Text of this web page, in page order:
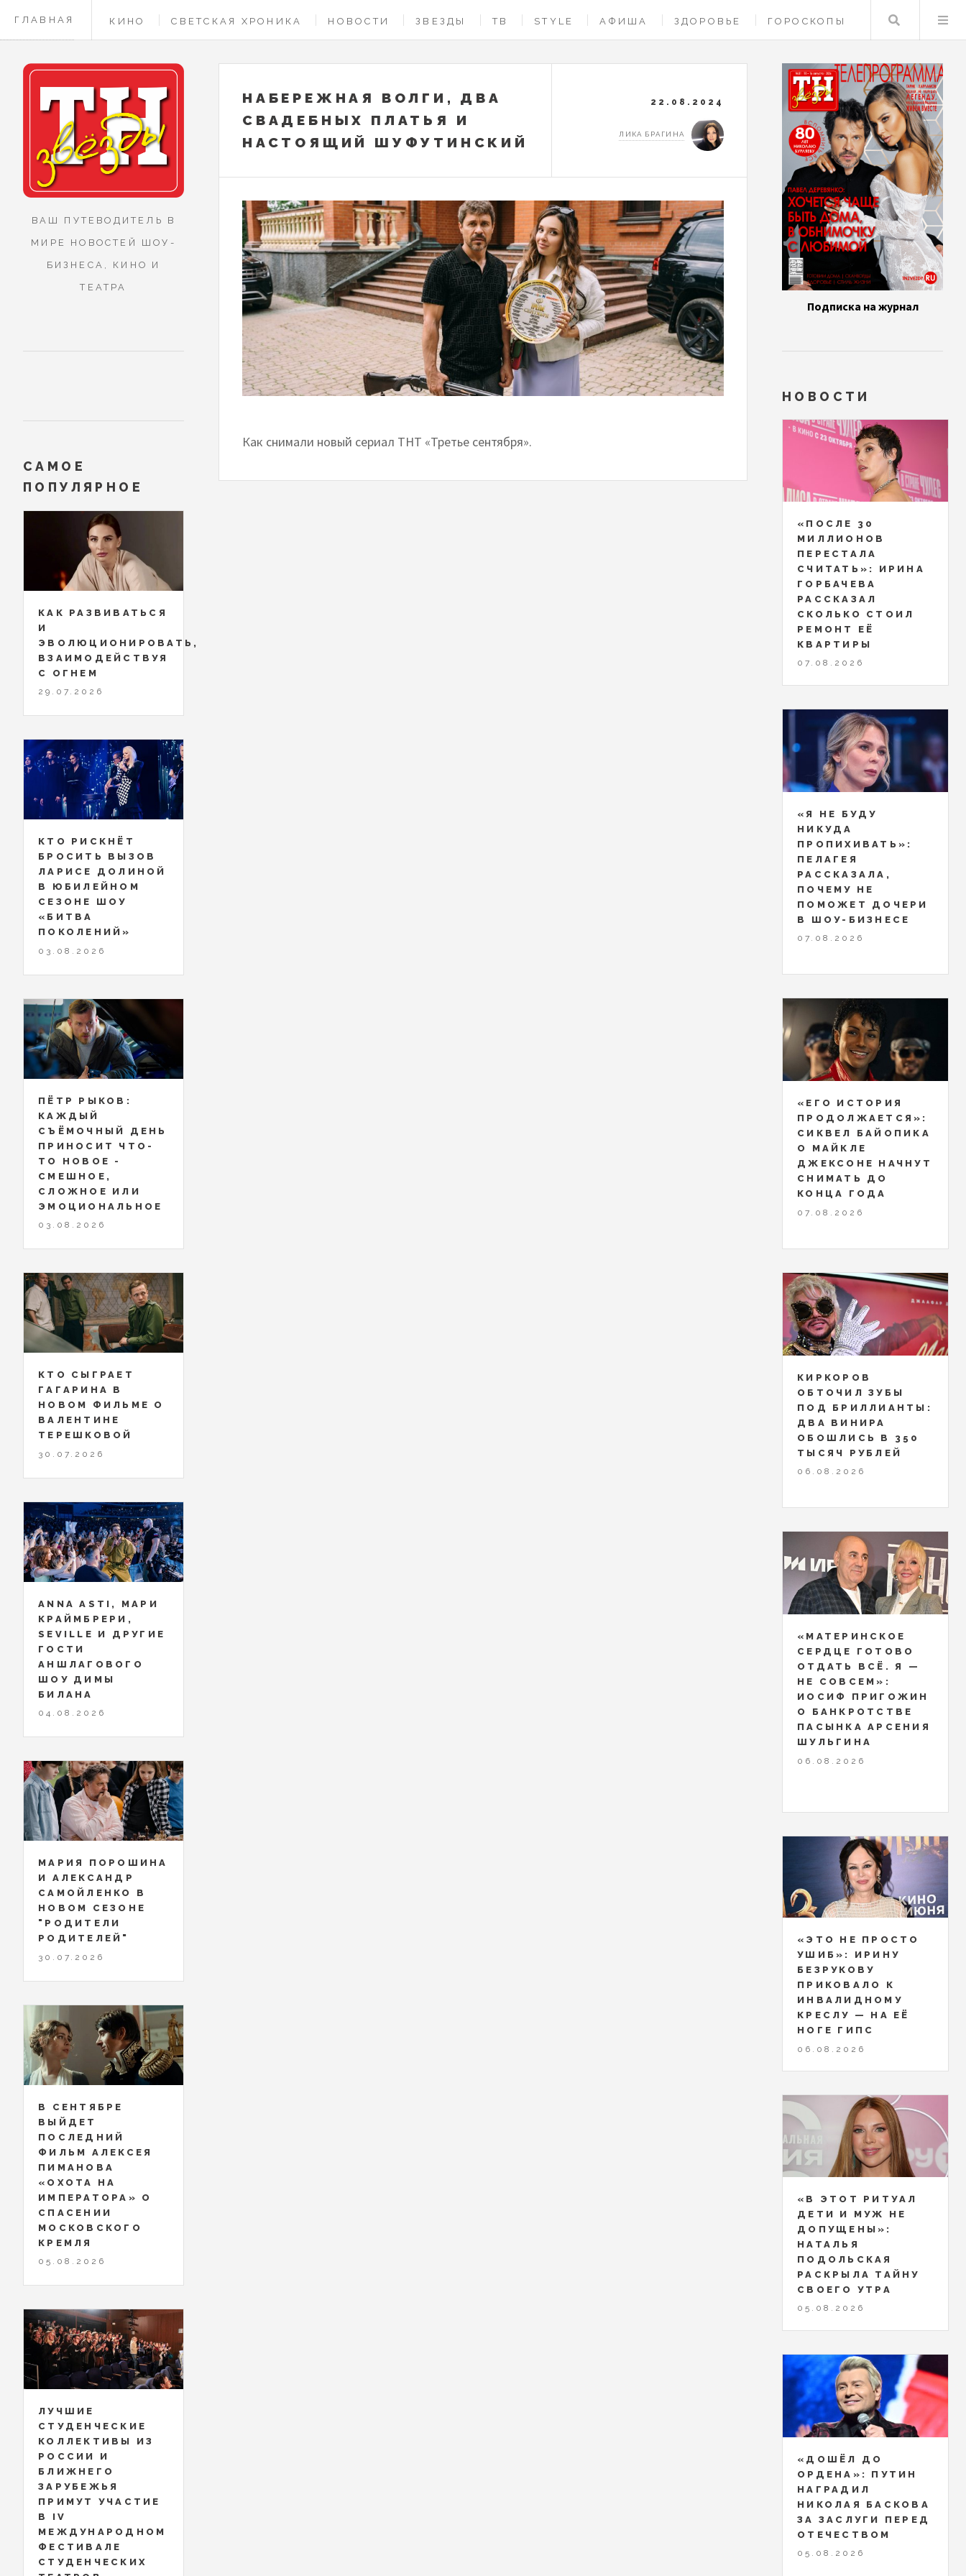
ГЛАВНАЯ КИНО СВЕТСКАЯ ХРОНИКА НОВОСТИ ЗВЕЗДЫ ТВ STYLE АФИША ЗДОРОВЬЕ ГОРОСКОПЫ
КОНТАКТЫ
Поиск
НАБЕРЕЖНАЯ ВОЛГИ, ДВА
СВАДЕБНЫХ ПЛАТЬЯ И
НАСТОЯЩИЙ ШУФУТИНСКИЙ
22.08.2024
ЛИКА БРАГИНА
Как снимали новый сериал ТНТ «Третье сентября».
ВАШ ПУТЕВОДИТЕЛЬ В
МИРЕ НОВОСТЕЙ ШОУ-
БИЗНЕСА, КИНО И
ТЕАТРА
САМОЕ
ПОПУЛЯРНОЕ
КАК РАЗВИВАТЬСЯ
И
ЭВОЛЮЦИОНИРОВАТЬ,
ВЗАИМОДЕЙСТВУЯ
С ОГНЕМ
29.07.2026
КТО РИСКНЁТ
БРОСИТЬ ВЫЗОВ
ЛАРИСЕ ДОЛИНОЙ
В ЮБИЛЕЙНОМ
СЕЗОНЕ ШОУ
«БИТВА
ПОКОЛЕНИЙ»
03.08.2026
ПЁТР РЫКОВ:
КАЖДЫЙ
СЪЁМОЧНЫЙ ДЕНЬ
ПРИНОСИТ ЧТО-
ТО НОВОЕ -
СМЕШНОЕ,
СЛОЖНОЕ ИЛИ
ЭМОЦИОНАЛЬНОЕ
03.08.2026
КТО СЫГРАЕТ
ГАГАРИНА В
НОВОМ ФИЛЬМЕ О
ВАЛЕНТИНЕ
ТЕРЕШКОВОЙ
30.07.2026
ANNA ASTI, МАРИ
КРАЙМБРЕРИ,
SEVILLE И ДРУГИЕ
ГОСТИ
АНШЛАГОВОГО
ШОУ ДИМЫ
БИЛАНА
04.08.2026
МАРИЯ ПОРОШИНА
И АЛЕКСАНДР
САМОЙЛЕНКО В
НОВОМ СЕЗОНЕ
"РОДИТЕЛИ
РОДИТЕЛЕЙ"
30.07.2026
В СЕНТЯБРЕ
ВЫЙДЕТ
ПОСЛЕДНИЙ
ФИЛЬМ АЛЕКСЕЯ
ПИМАНОВА
«ОХОТА НА
ИМПЕРАТОРА» О
СПАСЕНИИ
МОСКОВСКОГО
КРЕМЛЯ
05.08.2026
ЛУЧШИЕ
СТУДЕНЧЕСКИЕ
КОЛЛЕКТИВЫ ИЗ
РОССИИ И
БЛИЖНЕГО
ЗАРУБЕЖЬЯ
ПРИМУТ УЧАСТИЕ
В IV
МЕЖДУНАРОДНОМ
ФЕСТИВАЛЕ
СТУДЕНЧЕСКИХ
Подписка на журнал
НОВОСТИ
«ПОСЛЕ 30
МИЛЛИОНОВ
ПЕРЕСТАЛА
СЧИТАТЬ»: ИРИНА
ГОРБАЧЕВА
РАССКАЗАЛ
СКОЛЬКО СТОИЛ
РЕМОНТ ЕЁ
КВАРТИРЫ
07.08.2026
«Я НЕ БУДУ
НИКУДА
ПРОПИХИВАТЬ»:
ПЕЛАГЕЯ
РАССКАЗАЛА,
ПОЧЕМУ НЕ
ПОМОЖЕТ ДОЧЕРИ
В ШОУ-БИЗНЕСЕ
07.08.2026
«ЕГО ИСТОРИЯ
ПРОДОЛЖАЕТСЯ»:
СИКВЕЛ БАЙОПИКА
О МАЙКЛЕ
ДЖЕКСОНЕ НАЧНУТ
СНИМАТЬ ДО
КОНЦА ГОДА
07.08.2026
КИРКОРОВ
ОБТОЧИЛ ЗУБЫ
ПОД БРИЛЛИАНТЫ:
ДВА ВИНИРА
ОБОШЛИСЬ В 350
ТЫСЯЧ РУБЛЕЙ
06.08.2026
«МАТЕРИНСКОЕ
СЕРДЦЕ ГОТОВО
ОТДАТЬ ВСЁ. Я —
НЕ СОВСЕМ»:
ИОСИФ ПРИГОЖИН
О БАНКРОТСТВЕ
ПАСЫНКА АРСЕНИЯ
ШУЛЬГИНА
06.08.2026
«ЭТО НЕ ПРОСТО
УШИБ»: ИРИНУ
БЕЗРУКОВУ
ПРИКОВАЛО К
ИНВАЛИДНОМУ
КРЕСЛУ — НА ЕЁ
НОГЕ ГИПС
06.08.2026
«В ЭТОТ РИТУАЛ
ДЕТИ И МУЖ НЕ
ДОПУЩЕНЫ»:
НАТАЛЬЯ
ПОДОЛЬСКАЯ
РАСКРЫЛА ТАЙНУ
СВОЕГО УТРА
05.08.2026
«ДОШЁЛ ДО
ОРДЕНА»: ПУТИН
НАГРАДИЛ
НИКОЛАЯ БАСКОВА
ЗА ЗАСЛУГИ ПЕРЕД
ОТЕЧЕСТВОМ
05.08.2026